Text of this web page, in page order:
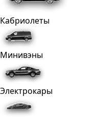
Кабриолеты
Минивэны
Электрокары